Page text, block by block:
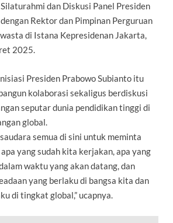
dan Diskusi Panel Presiden
Rektor dan Pimpinan Perguruan
di Istana Kepresidenan Jakarta,
2025.
Presiden Prabowo Subianto itu
kolaborasi sekaligus berdiskusi
seputar dunia pendidikan tinggi di
global.
semua di sini untuk meminta
yang sudah kita kerjakan, apa yang
waktu yang akan datang, dan
yang berlaku di bangsa kita dan
di tingkat global,” ucapnya.